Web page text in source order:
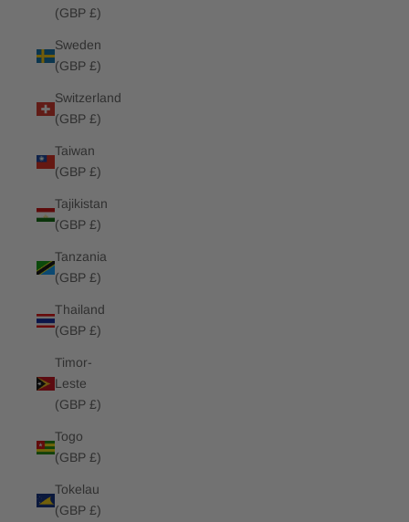
(GBP £)
Sweden
(GBP £)
Switzerland
(GBP £)
Taiwan
(GBP £)
Tajikistan
(GBP £)
Tanzania
(GBP £)
Thailand
(GBP £)
Timor-
Leste
(GBP £)
Togo
(GBP £)
Tokelau
(GBP £)